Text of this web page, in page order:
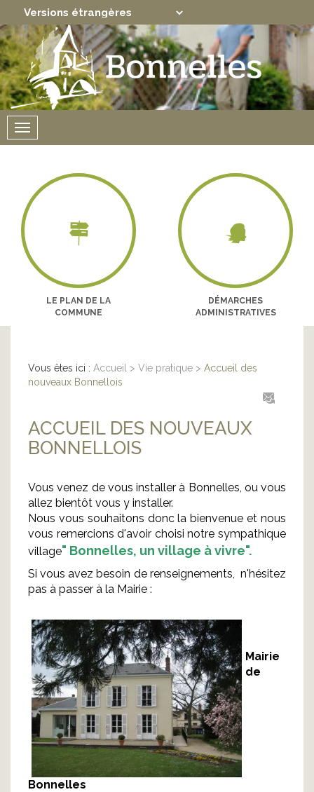
Powered by Translate
Menu
LE PLAN DE LA
COMMUNE
DÉMARCHES
ADMINISTRATIVES
Vous êtes ici : Accueil > Vie pratique > Accueil des
nouveaux Bonnellois
ACCUEIL DES NOUVEAUX
BONNELLOIS
Vous venez de vous installer à Bonnelles, ou vous
allez bientôt vous y installer.
Nous vous souhaitons donc la bienvenue et nous
vous remercions d'avoir choisi notre sympathique
village" Bonnelles, un village à vivre".
Si vous avez besoin de renseignements, n'hésitez
pas à passer à la Mairie :
Mairie
de
Bonnelles